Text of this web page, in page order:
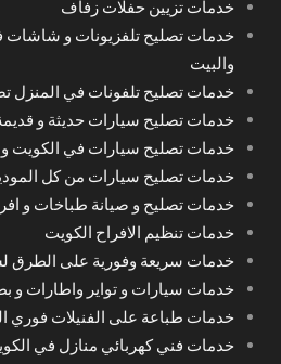
خدمات تزيين حفلات زفاف
خدمات تصليح تلفزيونات و شاشات
والبيت
خدمات تصليح تلفونات في المنزل
خدمات تصليح سيارات حديثة و قديمة في
خدمات تصليح سيارات في الكويت و
خدمات تصليح سيارات من كل
خدمات تصليح و صيانة طباخات و
خدمات تنظيم الافراح الكويت
خدمات سريعة وفورية على الطرق
خدمات سيارات و تواير واطارات و
خدمات طباعة على الفنيلات فوري
خدمات فني كهربائي منازل في